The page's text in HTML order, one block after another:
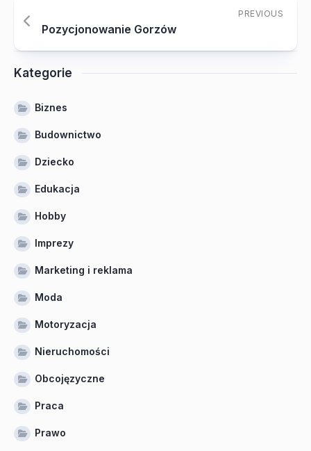
PREVIOUS
Pozycjonowanie Gorzów
Kategorie
Biznes
Budownictwo
Dziecko
Edukacja
Hobby
Imprezy
Marketing i reklama
Moda
Motoryzacja
Nieruchomości
Obcojęzyczne
Praca
Prawo